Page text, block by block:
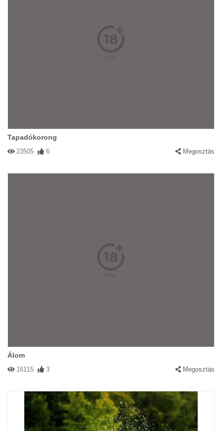
Tapadókorong
23505 6 Megosztás
Álom
16115 3 Megosztás